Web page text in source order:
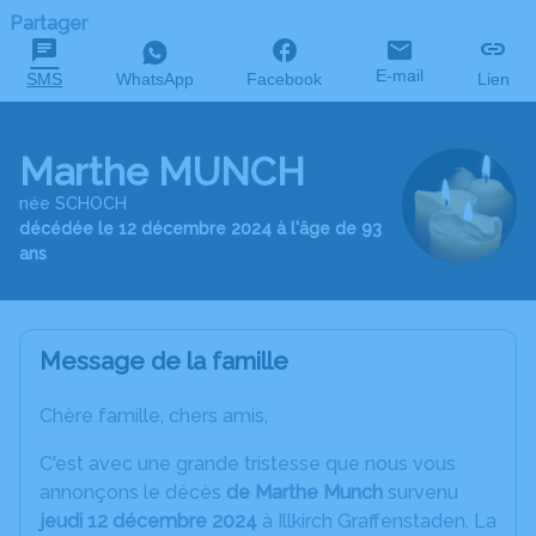
Partager
SMS WhatsApp Facebook E-mail Lien
Marthe MUNCH
née SCHOCH
décédée le 12 décembre 2024 à l'âge de 93
ans
Message de la famille
Chère famille, chers amis,
C'est avec une grande tristesse que nous vous
annonçons le décès de Marthe Munch survenu
jeudi 12 décembre 2024 à Illkirch Graffenstaden. La